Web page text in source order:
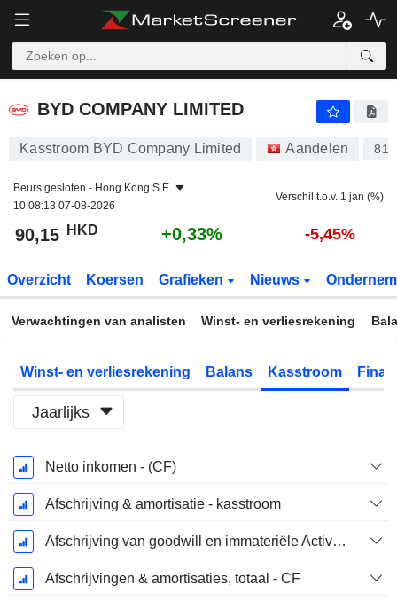
BYD COMPANY LIMITED
BYD COMPANY LIMITED
Kasstroom BYD Company Limited Aandelen
Beurs gesloten - Hong Kong S.E.
10:08:13 07-08-2026
Verschil t.o.v. 1 jan (%)
90,15 HKD +0,33% -5,45%
Overzicht Koersen Grafieken Nieuws
Verwachtingen van analisten Winst- en verliesrekening
Winst- en verliesrekening Balans Kasstroom
Jaarlijks
Start
boekjaar:
December
Netto inkomen - (CF)
Afschrijving & amortisatie - kasstroom
Afschrijving van goodwill en immateriële Activa - (CF) - (Modelspecifiek)
Afschrijvingen & amortisaties, totaal - CF